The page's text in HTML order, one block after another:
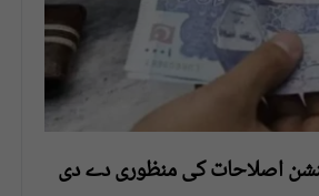
اصلاحات کی منظوری دے دی